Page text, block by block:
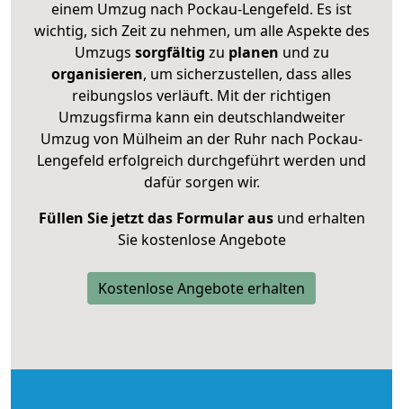
einem Umzug nach Pockau-Lengefeld. Es ist
wichtig, sich Zeit zu nehmen, um alle Aspekte des
Umzugs sorgfältig zu planen und zu
organisieren, um sicherzustellen, dass alles
reibungslos verläuft. Mit der richtigen
Umzugsfirma kann ein deutschlandweiter
Umzug von Mülheim an der Ruhr nach Pockau-
Lengefeld erfolgreich durchgeführt werden und
dafür sorgen wir.
Füllen Sie jetzt das Formular ausund erhalten
Sie kostenlose Angebote
Kostenlose Angebote erhalten